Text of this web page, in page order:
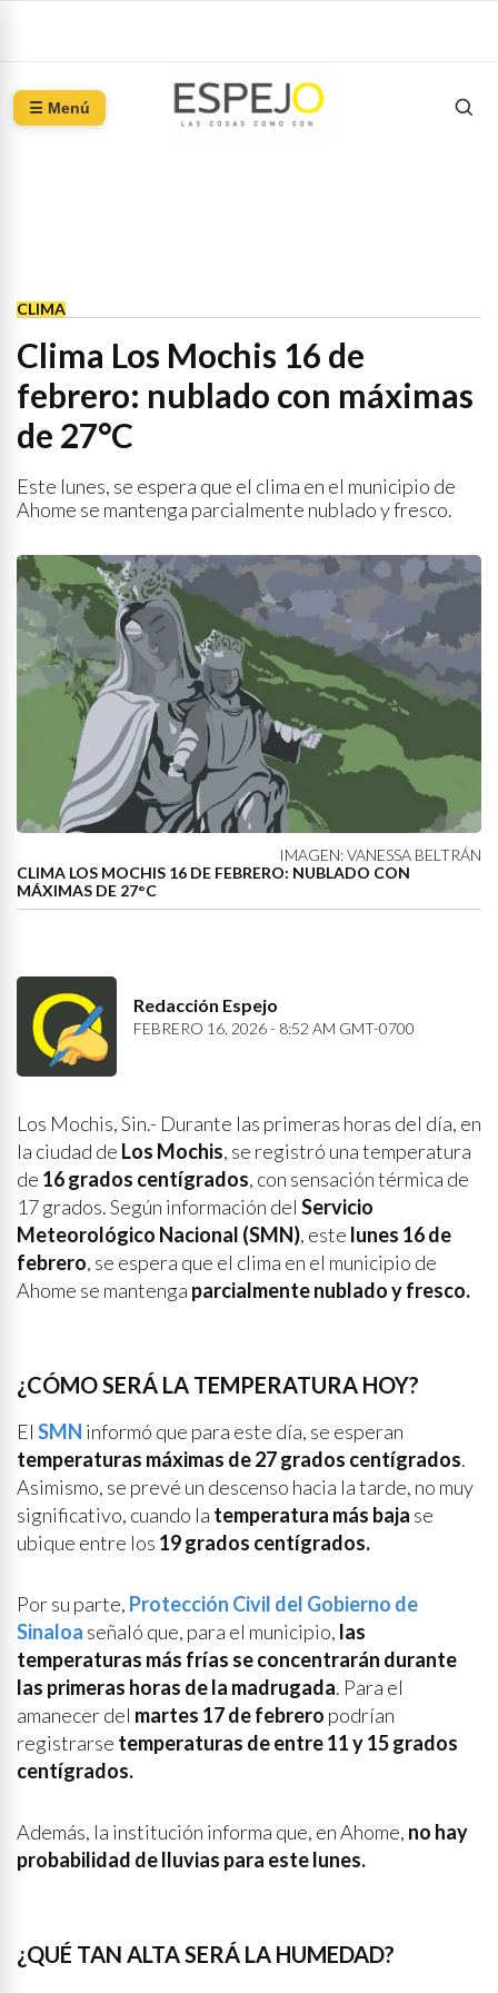
☰ Menú
CLIMA
Clima Los Mochis 16 de
febrero: nublado con máximas
de 27°C
Este lunes, se espera que el clima en el municipio de
Ahome se mantenga parcialmente nublado y fresco.
IMAGEN: VANESSA BELTRÁN
CLIMA LOS MOCHIS 16 DE FEBRERO: NUBLADO CON
MÁXIMAS DE 27°C
Redacción Espejo
FEBRERO 16, 2026 - 8:52 AM GMT-0700
Los Mochis, Sin.- Durante las primeras horas del día, en
la ciudad de Los Mochis, se registró una temperatura
de 16 grados centígrados, con sensación térmica de
17 grados. Según información del Servicio
Meteorológico Nacional (SMN), este lunes 16 de
febrero, se espera que el clima en el municipio de
Ahome se mantenga parcialmente nublado y fresco.
¿CÓMO SERÁ LA TEMPERATURA HOY?
El SMN informó que para este día, se esperan
temperaturas máximas de27 grados centígrados.
Asimismo, se prevé un descenso hacia la tarde, no muy
significativo, cuando la temperatura más baja se
ubique entre los 19 grados centígrados.
Por su parte, Protección Civil del Gobierno de
Sinaloa señaló que, para el municipio, las
temperaturas más frías se concentrarán durante
las primeras horas de la madrugada. Para el
amanecer del martes 17 de febrero podrían
registrarse temperaturas de entre 11 y 15 grados
centígrados.
Además, la institución informa que, en Ahome, no hay
probabilidad de lluvias para este lunes.
¿QUÉ TAN ALTA SERÁ LA HUMEDAD?